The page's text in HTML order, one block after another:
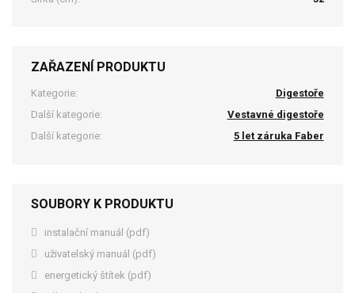
ZAŘAZENÍ PRODUKTU
Kategorie:
Digestoře
Další kategorie:
Vestavné digestoře
Další kategorie:
5 let záruka Faber
SOUBORY K PRODUKTU
instalační manuál (pdf)
uživatelský manuál (pdf)
energetický štítek (pdf)